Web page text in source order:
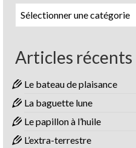
Catégories
Articles récents
Le bateau de plaisance
La baguette lune
Le papillon à l’huile
L’extra-terrestre